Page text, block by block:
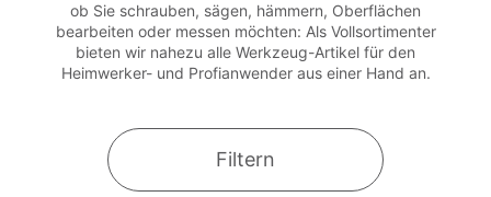
ob Sie schrauben, sägen, hämmern, Oberflächen
bearbeiten oder messen möchten: Als Vollsortimenter
bieten wir nahezu alle Werkzeug-Artikel für den
Heimwerker- und Profianwender aus einer Hand an.
Filtern